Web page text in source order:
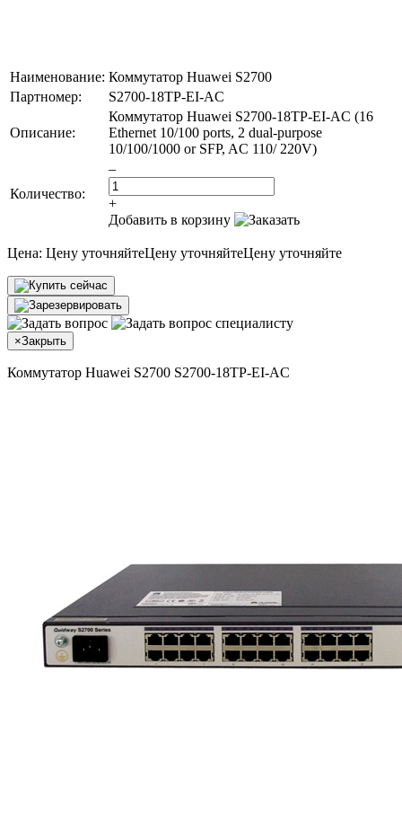
Наименование: Коммутатор Huawei S2700
Партномер:
S2700-18TP-EI-AC
Описание:
Коммутатор Huawei S2700-18TP-EI-AC (16
Ethernet 10/100 ports, 2 dual-purpose
10/100/1000 or SFP, AC 110/ 220V)
Количество:
–
+
Добавить в корзину
Цена: Цену уточняйтеЦену уточняйтеЦену уточняйте
×Закрыть
Коммутатор Huawei S2700 S2700-18TP-EI-AC